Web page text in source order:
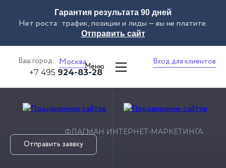
Гарантия результата 90 дней
Нет роста: трафик, позиции и лиды — вы не платите.
Отправить сайт
Ваш город: МоскваМеню
Вход для клиентов
+7 495 924-83-28
ФЛАГМАН ИНТЕРНЕТ-МАРКЕТИНГА
Отправить заявку